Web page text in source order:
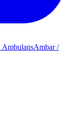
AmbulansAmbar /